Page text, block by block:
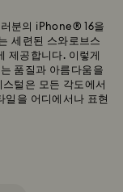
분의 iPhone® 16을
세련된 스와로브스
제공합니다. 이렇게
품질과 아름다움을
털은 모든 각도에서
일을 어디에서나 표현